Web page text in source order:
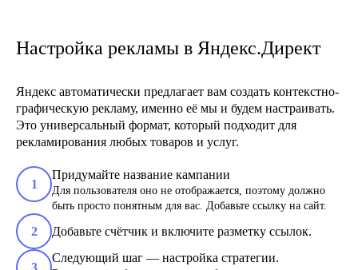
Настройка рекламы в Яндекс.Директ
Яндекс автоматически предлагает вам создать контекстно-
графическую рекламу, именно её мы и будем настраивать.
Это универсальный формат, который подходит для
рекламирования любых товаров и услуг.
1
Придумайте название кампании
Для пользователя оно не отображается, поэтому должно
быть просто понятным для вас. Добавьте ссылку на сайт.
2 Добавьте счётчик и включите разметку ссылок.
3
Следующий шаг — настройка стратегии.